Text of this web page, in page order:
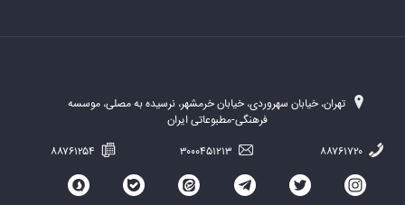
تهران، خیابان سهروردی، خیابان خرمشهر، نرسیده به مصلی، موسسه
فرهنگی-مطبوعاتی ایران